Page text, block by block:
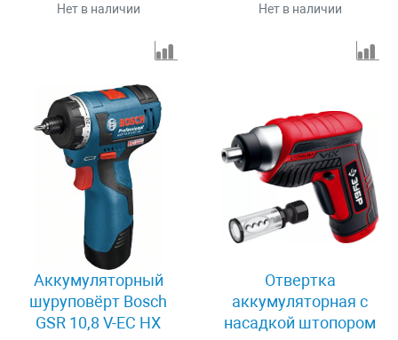
Нет в наличии Нет в наличии
Аккумуляторный
шуруповёрт Bosch
GSR 10,8 V-EC HX
Отвертка
аккумуляторная с
насадкой штопором